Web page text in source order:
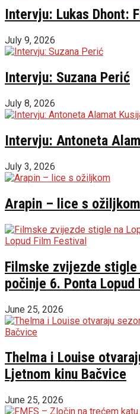
Intervju: Lukas Dhont:
July 9, 2026
Intervju: Suzana Perić
July 8, 2026
Intervju: Antoneta
July 3, 2026
Arapin – lice s ožiljkom
Filmske zvijezde stigle
počinje 6. Ponta
June 25, 2026
Thelma i Louise
Ljetnom kinu Bačvice
June 25, 2026